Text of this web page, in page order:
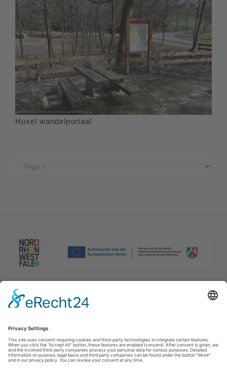
Huxel wandelportaal
Afdruk|Privacybeleid|Verklaring van toegankelijkheid |Neem
contact met ons op